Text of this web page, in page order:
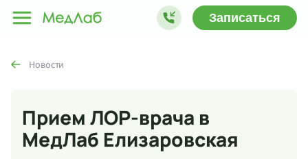
Записаться
Новости
Прием ЛОР-врача в
МедЛаб Елизаровская